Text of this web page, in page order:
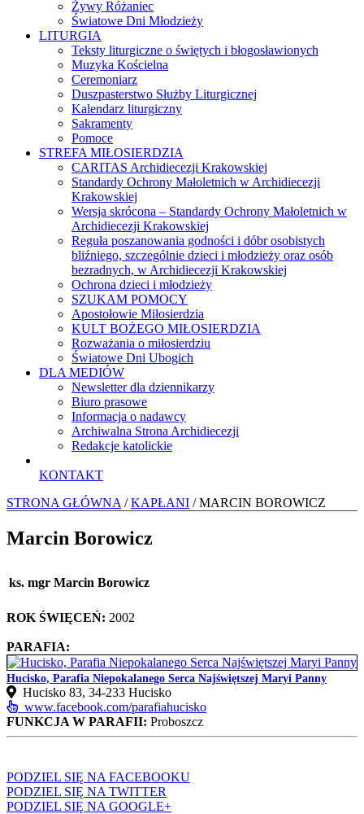
Żywy Różaniec
Światowe Dni Młodzieży
LITURGIA
Teksty liturgiczne o świętych i błogosławionych
Muzyka Kościelna
Ceremoniarz
Duszpasterstwo Służby Liturgicznej
Kalendarz liturgiczny
Sakramenty
Pomoce
STREFA MIŁOSIERDZIA
CARITAS Archidiecezji Krakowskiej
Standardy Ochrony Małoletnich w Archidiecezji
Krakowskiej
Wersja skrócona – Standardy Ochrony Małoletnich w
Archidiecezji Krakowskiej
Reguła poszanowania godności i dóbr osobistych
bliźniego, szczególnie dzieci i młodzieży oraz osób
bezradnych, w Archidiecezji Krakowskiej
Ochrona dzieci i młodzieży
SZUKAM POMOCY
Apostołowie Miłosierdzia
KULT BOŻEGO MIŁOSIERDZIA
Rozważania o miłosierdziu
Światowe Dni Ubogich
DLA MEDIÓW
Newsletter dla dziennikarzy
Biuro prasowe
Informacja o nadawcy
Archiwalna Strona Archidiecezji
Redakcje katolickie
KONTAKT
STRONA GŁÓWNA /KAPŁANI / MARCIN BOROWICZ
Marcin Borowicz
ks. mgr Marcin Borowicz
ROK ŚWIĘCEŃ: 2002
PARAFIA:
Hucisko, Parafia Niepokalanego Serca Najświętszej Maryi Panny
Hucisko 83, 34‑233 Hucisko
www.facebook.com/parafiahucisko
FUNKCJA W PARAFII: Proboszcz
PODZIEL SIĘ NA FACEBOOKU
PODZIEL SIĘ NA TWITTER
PODZIEL SIĘ NA GOOGLE+